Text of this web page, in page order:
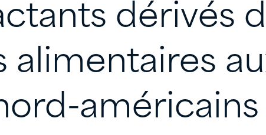
dérivés
alimentaires
américains